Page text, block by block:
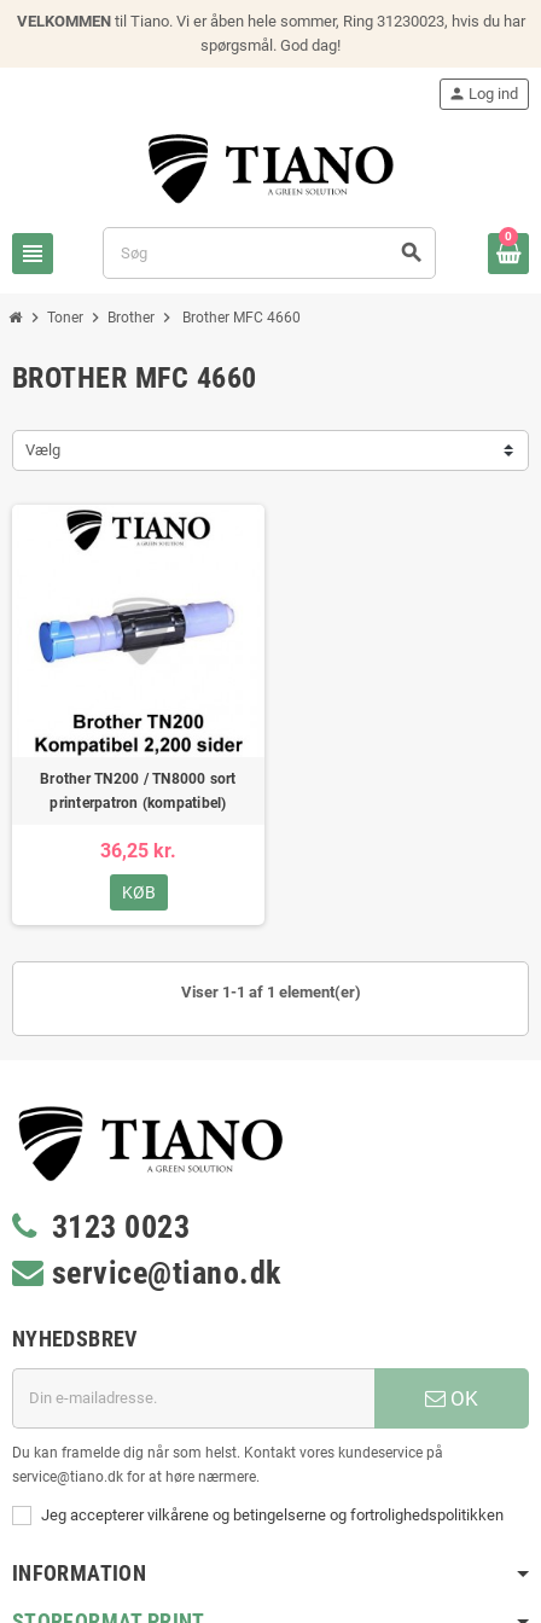
VELKOMMENtil Tiano. Vi er åben hele sommer, Ring 31230023, hvis du har
spørgsmål. God dag!
view_headline search
person Log ind
0
chevron_right Toner chevron_right Brother chevron_right Brother MFC 4660
BROTHER MFC 4660
Vælg
Brother TN200 / TN8000 sort
printerpatron (kompatibel)
36,25 kr.
KØB
Viser 1-1 af 1 element(er)
3123 0023
service@tiano.dk
NYHEDSBREV
OK
Du kan framelde dig når som helst. Kontakt vores kundeservice på
service@tiano.dk for at høre nærmere.
Jeg accepterer vilkårene og betingelserne og fortrolighedspolitikken
INFORMATION